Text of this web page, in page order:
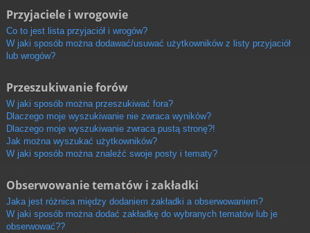
Przyjaciele i wrogowie
Co to jest lista przyjaciół i wrogów?
W jaki sposób można dodawać/usuwać użytkowników z listy przyjaciół
lub wrogów?
Przeszukiwanie forów
W jaki sposób można przeszukiwać fora?
Dlaczego moje wyszukiwanie nie zwraca wyników?
Dlaczego moje wyszukiwanie zwraca pustą stronę?!
Jak można wyszukać użytkowników?
W jaki sposób można znaleźć swoje posty i tematy?
Obserwowanie tematów i zakładki
Jaka jest różnica między dodaniem zakładki a obserwowaniem?
W jaki sposób można dodać zakładkę do wybranych tematów lub je
obserwować??